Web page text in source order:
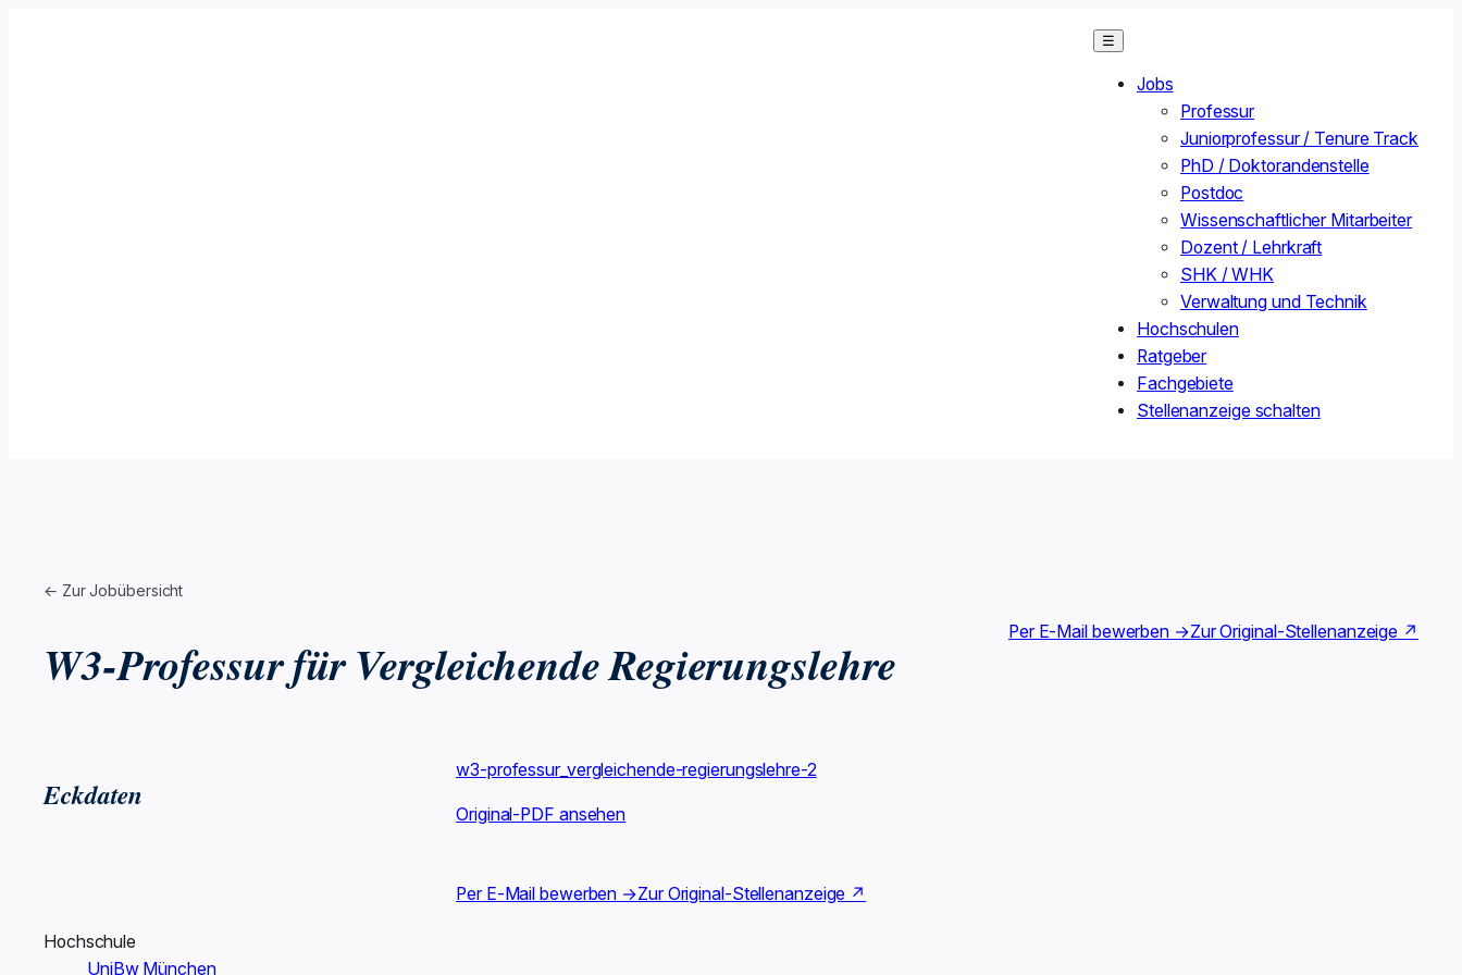
☰
Jobs
Professur
Juniorprofessur / Tenure Track
PhD / Doktorandenstelle
Postdoc
Wissenschaftlicher Mitarbeiter
Dozent / Lehrkraft
SHK / WHK
Verwaltung und Technik
Hochschulen
Ratgeber
Fachgebiete
Stellenanzeige schalten
← Zur Jobübersicht
W3-Professur für Vergleichende Regierungslehre
Per E-Mail bewerben →Zur Original-Stellenanzeige ↗
Eckdaten
Hochschule
UniBw München
w3-professur_vergleichende-regierungslehre-2
Original-PDF ansehen
Per E-Mail bewerben →Zur Original-Stellenanzeige ↗